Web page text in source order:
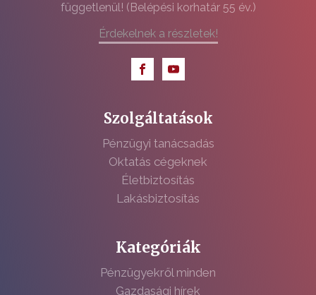
függetlenül! (Belépési korhatár 55 év.)
Érdekelnek a részletek!
Szolgáltatások
Pénzügyi tanácsadás
Oktatás cégeknek
Életbiztosítás
Lakásbiztosítás
Kategóriák
Pénzügyekről minden
Gazdasági hírek